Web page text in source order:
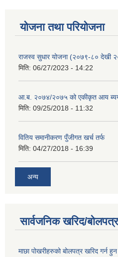
योजना तथा परियोजना
राजस्व सुधार योजना (२०७९-८० देखी
मिति: 06/27/2023 - 14:22
आ.ब. २०७४/२०७५ को एकीकृत आय
मिति: 09/25/2018 - 11:32
वितिय समानीकरण पुँजीगत खर्च तर्फ
मिति: 04/27/2018 - 16:39
अन्य
सार्वजनिक खरिद/
माछा पोखरीहरुको बोलपत्र खरिद गर्न